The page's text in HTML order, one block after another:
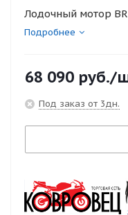
Лодочный мотор
Подробнее
68 090 руб./
Под заказ от 3дн.